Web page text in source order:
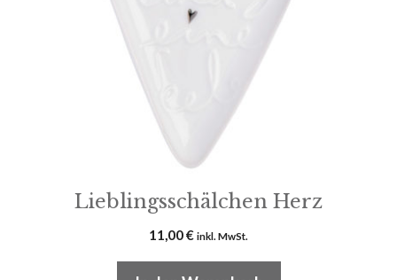
Lieblingsschälchen Herz
11,00€ inkl. MwSt.